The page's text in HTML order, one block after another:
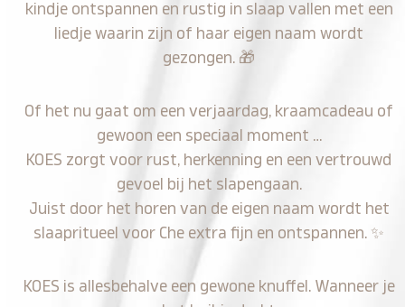
kindje ontspannen en rustig in slaap vallen met een
liedje waarin zijn of haar eigen naam wordt
gezongen. 🎁
Of het nu gaat om een verjaardag, kraamcadeau of
gewoon een speciaal moment …
KOES zorgt voor rust, herkenning en een vertrouwd
gevoel bij het slapengaan.
Juist door het horen van de eigen naam wordt het
slaapritueel voor Che extra fijn en ontspannen. ✨
KOES is allesbehalve een gewone knuffel. Wanneer je